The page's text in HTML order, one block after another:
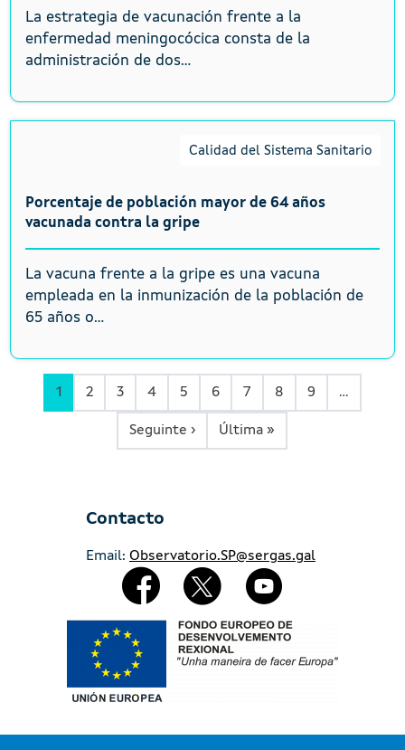
La estrategia de vacunación frente a la
enfermedad meningocócica consta de la
administración de dos...
Calidad del Sistema Sanitario
Porcentaje de población mayor de 64 años
vacunada contra la gripe
La vacuna frente a la gripe es una vacuna
empleada en la inmunización de la población de
65 años o...
1 2 3 4 5 6 7 8 9 …
Seguinte ›Siguiente página
Última »Última página
Contacto
Email: Observatorio.SP@sergas.gal
Redes Sociales